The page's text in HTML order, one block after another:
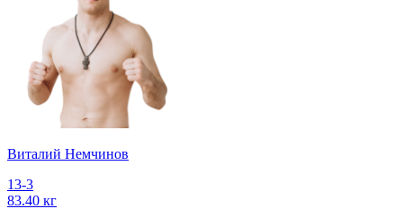
Виталий Немчинов
13-3
83.40 кг